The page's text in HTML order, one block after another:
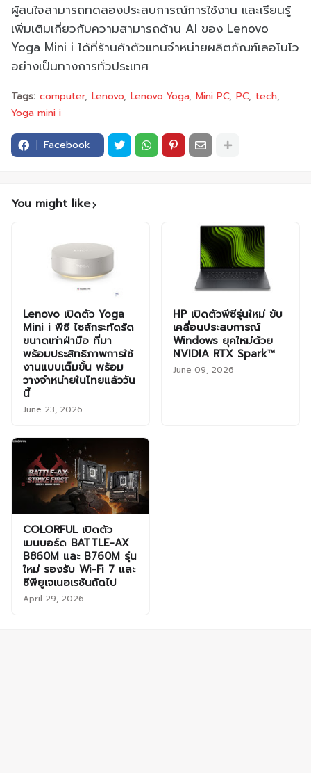
ผู้สนใจสามารถทดลองประสบการณ์การใช้งาน และเรียนรู้
เพิ่มเติมเกี่ยวกับความสามารถด้าน AI ของ Lenovo
Yoga Mini i ได้ที่ร้านค้าตัวแทนจำหน่ายผลิตภัณฑ์เลอโนโว
อย่างเป็นทางการทั่วประเทศ
Tags: computer Lenovo Lenovo Yoga Mini PC PC tech
Yoga mini i
Facebook
You might like
Lenovo เปิดตัว Yoga
Mini i พีซี ไซส์กระทัดรัด
ขนาดเท่าฝ่ามือ ที่มา
พร้อมประสิทธิภาพการใช้
งานแบบเต็มขั้น พร้อม
วางจำหน่ายในไทยแล้ววัน
นี้
June 23, 2026
HP เปิดตัวพีซีรุ่นใหม่ ขับ
เคลื่อนประสบการณ์
Windows ยุคใหม่ด้วย
NVIDIA RTX Spark™
June 09, 2026
COLORFUL เปิดตัว
เมนบอร์ด BATTLE-AX
B860M และ B760M รุ่น
ใหม่ รองรับ Wi-Fi 7 และ
ซีพียูเจเนอเรชันถัดไป
April 29, 2026